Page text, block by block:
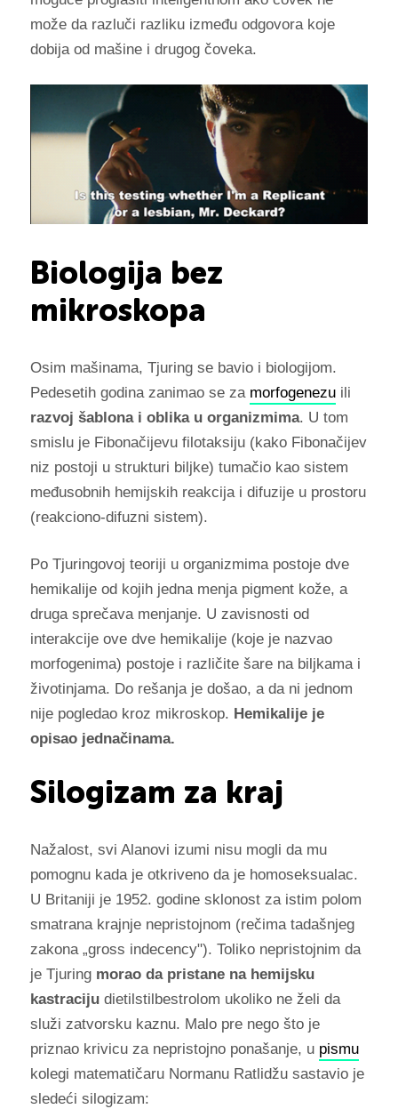
može da razluči razliku između odgovora koje
dobija od mašine i drugog čoveka.
Biologija bez
mikroskopa
Osim mašinama, Tjuring se bavio i biologijom.
Pedesetih godina zanimao se za morfogenezuili
razvoj šablona i oblika u organizmima. U tom
smislu je Fibonačijevu filotaksiju (kako Fibonačijev
niz postoji u strukturi biljke) tumačio kao sistem
međusobnih hemijskih reakcija i difuzije u prostoru
(reakciono-difuzni sistem).
Po Tjuringovoj teoriji u organizmima postoje dve
hemikalije od kojih jedna menjapigment kože, a
druga sprečava menjanje. U zavisnosti od
interakcije ove dve hemikalije (koje je nazvao
morfogenima) postoje i različite šare na biljkama i
životinjama. Do rešanja je došao, a da ni jednom
nije pogledao kroz mikroskop. Hemikalije je
opisao jednačinama.
Silogizam za kraj
Nažalost, svi Alanovi izumi nisu mogli da mu
pomognu kada je otkriveno da je homoseksualac.
U Britaniji je 1952. godine sklonost za istim polom
smatrana krajnje nepristojnom (rečima tadašnjeg
zakona „gross indecency"). Toliko nepristojnim da
je Tjuring morao da pristane na hemijsku
kastracijudietilstilbestrolom ukoliko ne želi da
služi zatvorsku kaznu. Malo pre nego što je
priznao krivicu za nepristojno ponašanje, u pismu
kolegi matematičaru Normanu Ratlidžu sastavio je
sledeći silogizam: